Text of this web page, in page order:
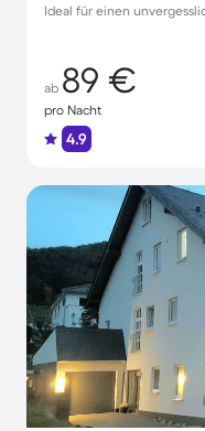
Ideal für einen
ab 89 €
pro Nacht
4.9